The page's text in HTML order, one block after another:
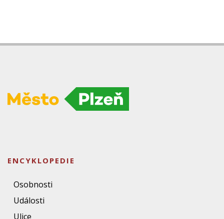
ENCYKLOPEDIE
Osobnosti
Události
Ulice